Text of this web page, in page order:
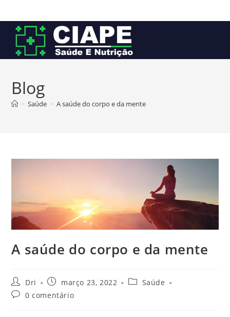
para
conteúdo
Blog
> Saúde > A saúde do corpo e da mente
A saúde do corpo e da mente
Autor
do
post:
Dri
Post
publicado:
março 23, 2022
Categoria
Saúde
Comentários
0 comentário